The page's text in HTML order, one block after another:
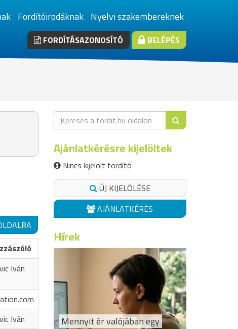
Fordítóirodáknak Nyelvi szakembereknek
FORDÍTÁSAZONOSÍTÓ BELÉPÉS
Iván
Iván
Ajánlatkérésre kijelöltek
Nincs kijelölt fordító
ÚJ KIJELÖLÉSE
AJÁNLATKÉRÉS
Hírek
Mennyit ér valójában egy